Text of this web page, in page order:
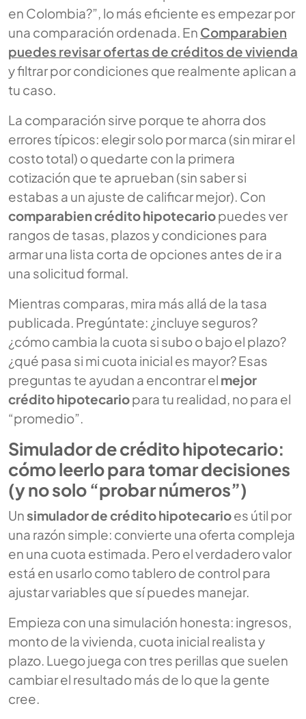
en Colombia?”, lo más eficiente es empezar por
una comparación ordenada. En Comparabien
puedes revisar ofertas de créditos de vivienda
y filtrar por condiciones que realmente aplican a
tu caso.
La comparación sirve porque te ahorra dos
errores típicos: elegir solo por marca (sin mirar el
costo total) o quedarte con la primera
cotización que te aprueban (sin saber si
estabas a un ajuste de calificar mejor). Con
comparabien crédito hipotecariopuedes ver
rangos de tasas, plazos y condiciones para
armar una lista corta de opciones antes de ir a
una solicitud formal.
Mientras comparas, mira más allá de la tasa
publicada. Pregúntate: ¿incluye seguros?
¿cómo cambia la cuota si subo o bajo el plazo?
¿qué pasa si mi cuota inicial es mayor? Esas
preguntas te ayudan a encontrar el mejor
crédito hipotecariopara tu realidad, no para el
“promedio”.
Simulador de crédito hipotecario:
cómo leerlo para tomar decisiones
(y no solo “probar números”)
Unsimulador de crédito hipotecarioes útil por
una razón simple: convierte una oferta compleja
en una cuota estimada. Pero el verdadero valor
está en usarlo como tablero de control para
ajustar variables que sí puedes manejar.
Empieza con una simulación honesta: ingresos,
monto de la vivienda, cuota inicial realista y
plazo. Luego juega con tres perillas que suelen
cambiar el resultado más de lo que la gente
cree.